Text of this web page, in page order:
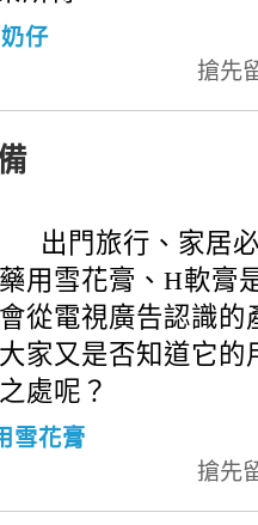
仔
搶先
出門旅行、家居
藥用雪花膏、H軟膏
會從電視廣告認識的
大家又是否知道它的
之處呢？
雪花膏
搶先